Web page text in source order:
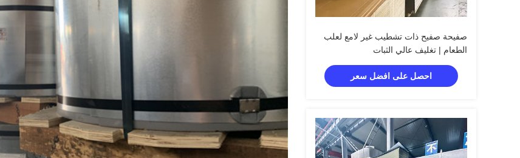
صفيحة صفيح ذات تشطيب غير لامع لعلب
الطعام | تغليف عالي الثبات
احصل على افضل سعر